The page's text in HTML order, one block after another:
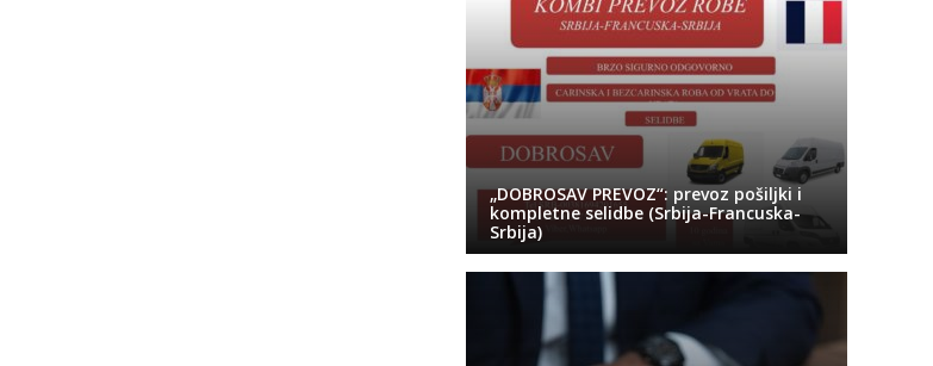
„DOBROSAV PREVOZ“: prevoz pošiljki i
kompletne selidbe (Srbija-Francuska-
Srbija)